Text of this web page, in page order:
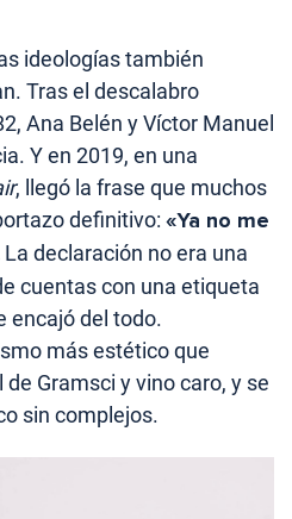
ideologías también
Tras el descalabro
Ana Belén y Víctor Manuel
Y en 2019, en una
, llegó la frase que muchos
definitivo: «Ya no me
La declaración no era una
cuentas con una etiqueta
encajó del todo.
más estético que
Gramsci y vino caro, y se
sin complejos.